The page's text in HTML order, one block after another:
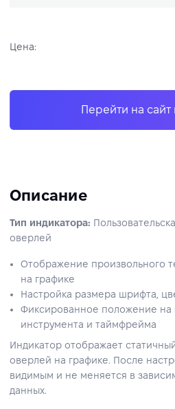
Цена:
Перейти на сайт
Описание
Тип индикатора:
оверлей
Отображение произвольного
на графике
Настройка размера шрифта,
Фиксированное положение на
инструмента и таймфрейма
Индикатор отображает
оверлей на графике. После
видимым и не меняется в
данных.